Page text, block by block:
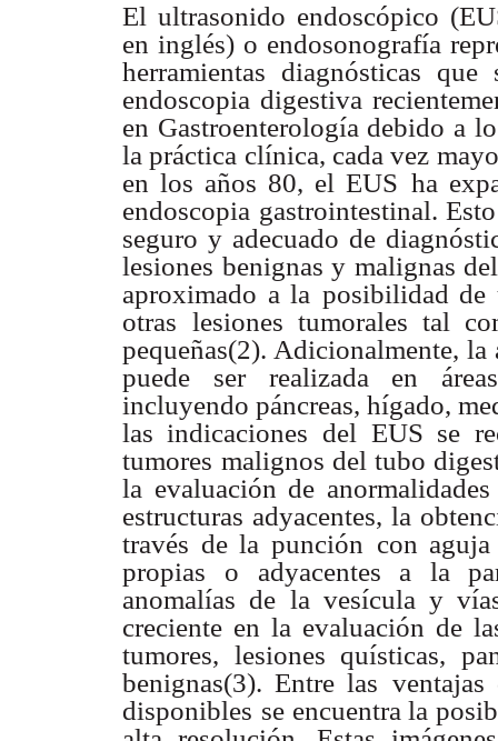
El ultrasonido endoscópico
en inglés) o endosonografía
herramientas diagnósticas que
endoscopia digestiva
en Gastroenterología debido a
la práctica clínica, cada vez
en los años 80, el EUS ha
endoscopia gastrointestinal.
seguro y adecuado de
lesiones benignas y malignas del
aproximado a la posibilidad de
otras lesiones tumorales tal
pequeñas(2). Adicionalmente,
puede ser realizada en
incluyendo páncreas, hígado,
las indicaciones del EUS se
tumores malignos del tubo
la evaluación de
estructuras adyacentes, la
través de la punción con
propias
o adyacentes a la
anomalías de la vesícula y
creciente en la evaluación de
tumores, lesiones quísticas,
benignas(3). Entre las
disponibles se encuentra la